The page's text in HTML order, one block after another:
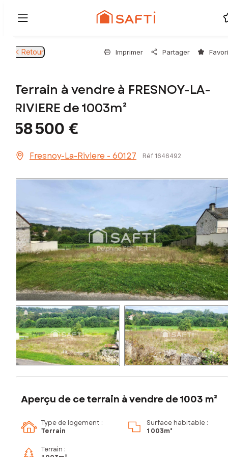
Retour Imprimer Partager
Terrain à vendre à FRESNOY-LA-
RIVIERE de 1003m²
58 500 €
Fresnoy-La-Riviere - 60127 Réf 1646492
Aperçu de ce terrain à vendre de 1003 m²
Type de logement :
Terrain
Surface habitable :
1 003m²
Terrain :